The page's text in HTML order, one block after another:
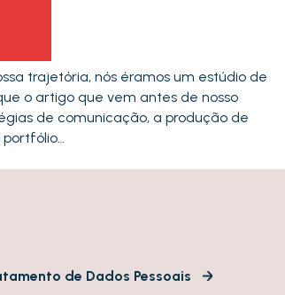
trajetória, nós éramos um estúdio de
o artigo que vem antes de nosso
de comunicação, a produção de
de Dados Pessoais